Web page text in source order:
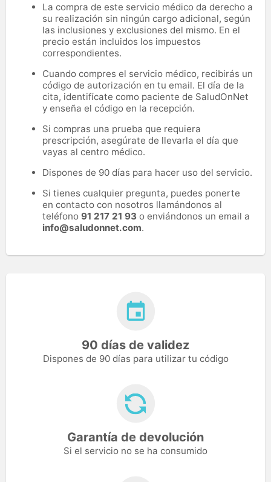
La compra de este servicio médico da derecho a
su realización sin ningún cargo adicional, según
las inclusiones y exclusiones del mismo. En el
precio están incluidos los impuestos
correspondientes.
Cuando compres el servicio médico, recibirás un
código de autorización en tu email. El día de la
cita, identifícate como paciente de SaludOnNet
y enseña el código en la recepción.
Si compras una prueba que requiera
prescripción, asegúrate de llevarla el día que
vayas al centro médico.
Dispones de 90 días para hacer uso del servicio.
Si tienes cualquier pregunta, puedes ponerte
en contacto con nosotros llamándonos al
teléfono 91 217 21 93 o enviándonos un email a
info@saludonnet.com.
90 días de validez
Dispones de 90 días para utilizar tu código
Garantía de devolución
Si el servicio no se ha consumido